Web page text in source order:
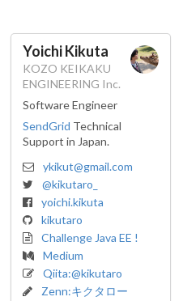
Yoichi Kikuta
KOZO KEIKAKU
ENGINEERING Inc.
Software Engineer
SendGrid Technical
Support in Japan.
ykikut@gmail.com
@kikutaro_
yoichi.kikuta
kikutaro
Challenge Java EE !
Medium
Qiita:@kikutaro
Zenn:キクタロー